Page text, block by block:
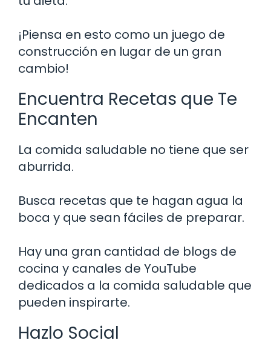
¡Piensa en esto como un juego de
construcción en lugar de un gran
cambio!
Encuentra Recetas que Te
Encanten
La comida saludable no tiene que ser
aburrida.
Busca recetas que te hagan agua la
boca y que sean fáciles de preparar.
Hay una gran cantidad de blogs de
cocina y canales de YouTube
dedicados a la comida saludable que
pueden inspirarte.
Hazlo Social